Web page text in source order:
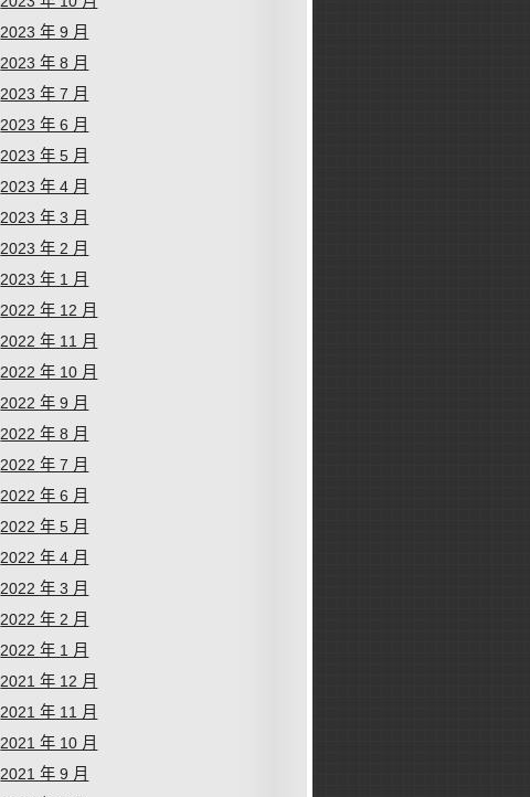
2023 年 9 月
2023 年 8 月
2023 年 7 月
2023 年 6 月
2023 年 5 月
2023 年 4 月
2023 年 3 月
2023 年 2 月
2023 年 1 月
2022 年 12 月
2022 年 11 月
2022 年 10 月
2022 年 9 月
2022 年 8 月
2022 年 7 月
2022 年 6 月
2022 年 5 月
2022 年 4 月
2022 年 3 月
2022 年 2 月
2022 年 1 月
2021 年 12 月
2021 年 11 月
2021 年 10 月
2021 年 9 月